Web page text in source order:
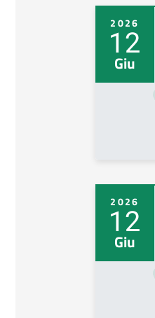
2026
12
Giu
2026
12
Giu